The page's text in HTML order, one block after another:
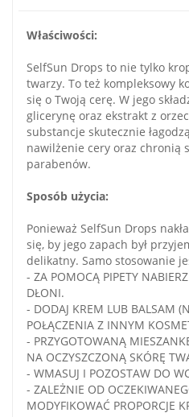
Właściwości:
SelfSun Drops to nie tylko
twarzy. To też kompleksowy
się o Twoją cerę. W jego
glicerynę oraz ekstrakt z
substancje skutecznie
nawilżenie cery oraz chronią
parabenów.
Sposób użycia:
Ponieważ SelfSun Drops
się, by jego zapach był
delikatny. Samo stosowanie
- ZA POMOCĄ PIPETY
DŁONI.
- DODAJ KREM LUB BALSAM
POŁĄCZENIA Z INNYM
- PRZYGOTOWANĄ
NA OCZYSZCZONĄ SKÓRĘ
- WMASUJ I POZOSTAW DO
- ZALEŻNIE OD
MODYFIKOWAĆ PROPORCJE